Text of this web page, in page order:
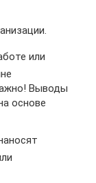
или
Выводы
основе